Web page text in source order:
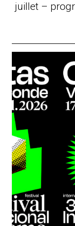
juillet –